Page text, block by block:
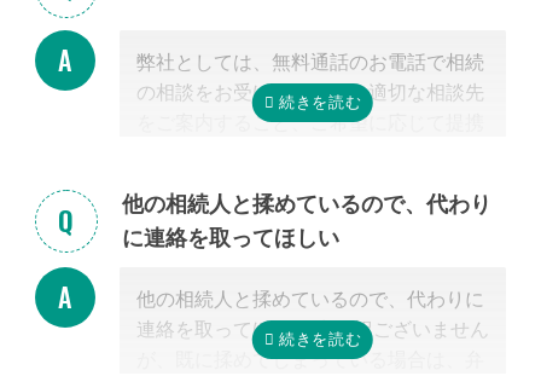
弊社としては、無料通話のお電話で相続
の相談をお受けすること、適切な相談先
をご案内すること、ご希望に応じて提携
ています。
またご紹介した専門家については、面談
続手続きを明らかにすること、それに対
するお見積りを提示するところまでは無
料で行っています。
他の相続人と揉めているので、代わり
に連絡を取ってほしい
他の相続人と揉めているので、代わりに
連絡を取ってほしい 申し訳ございません
が、既に揉めてしまっている場合は、弁